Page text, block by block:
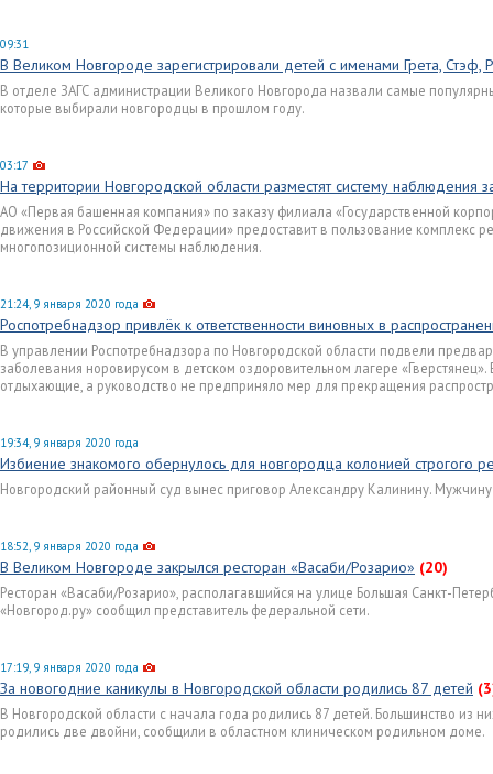
09:31
В Великом Новгороде зарегистрировали детей с именами Грета, Стэф,
В отделе ЗАГС администрации Великого Новгорода назвали самые
которые выбирали новгородцы в прошлом году.
03:17
На территории Новгородской области разместят систему наблюдения
АО «Первая башенная компания» по заказу филиала «Государственной
движения в Российской Федерации» предоставит в пользование комплекс
многопозиционной системы наблюдения.
21:24, 9 января 2020 года
Роспотребнадзор привлёк к ответственности виновных в
В управлении Роспотребнадзора по Новгородской области подвели
заболевания норовирусом в детском оздоровительном лагере
отдыхающие, а руководство не предприняло мер для прекращения
19:34, 9 января 2020 года
Избиение знакомого обернулось для новгородца колонией строгого
Новгородский районный суд вынес приговор Александру Калинину.
18:52, 9 января 2020 года
В Великом Новгороде закрылся ресторан «Васаби/Розарио» (20)
Ресторан «Васаби/Розарио», располагавшийся на улице Большая Санкт-
«Новгород.ру» сообщил представитель федеральной сети.
17:19, 9 января 2020 года
За новогодние каникулы в Новгородской области родились 87 детей
В Новгородской области с начала года родились 87 детей. Большинство из
родились две двойни, сообщили в областном клиническом родильном доме.